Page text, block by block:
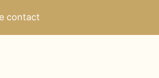
contact